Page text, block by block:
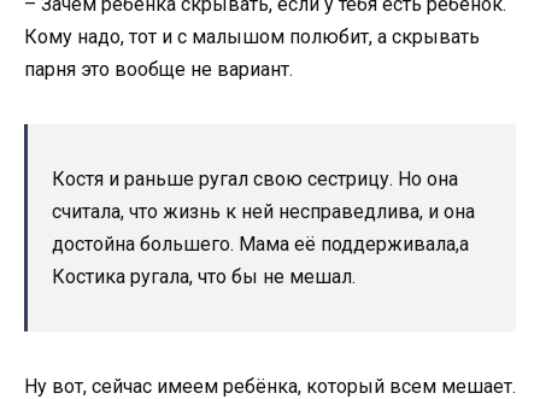
Кому надо, тот и с малышом полюбит, а скрывать
парня это вообще не вариант.
Костя и раньше ругал свою сестрицу. Но она
считала, что жизнь к ней несправедлива, и она
достойна большего. Мама её поддерживала,а
Костика ругала, что бы не мешал.
Ну вот, сейчас имеем ребёнка, который всем мешает.